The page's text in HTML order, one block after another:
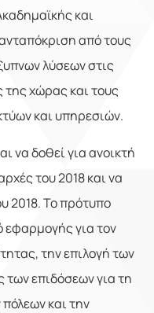
και
από τους
λύσεων στις
χώρας και τους
και υπηρεσιών.
να δοθεί για ανοικτή
του 2018 και να
2018. Το πρότυπο
εφαρμογής για τον
την επιλογή των
των επιδόσεων για τη
και την